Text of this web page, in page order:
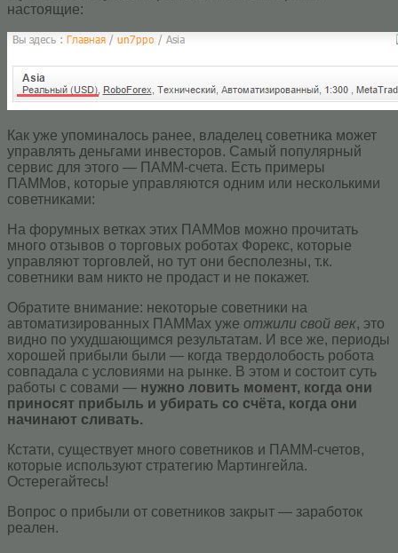
настоящие:
Как уже упоминалось ранее, владелец советника может
управлять деньгами инвесторов. Самый популярный
сервис для этого — ПАММ-счета. Есть примеры
ПАММов, которые управляются одним или несколькими
советниками:
На форумных ветках этих ПАММов можно прочитать
много отзывов о торговых роботах Форекс, которые
управляют торговлей, но тут они бесполезны, т.к.
советники вам никто не продаст и не покажет.
Обратите внимание: некоторые советники на
автоматизированных ПАММах уже отжили свой век, это
видно по ухудшающимся результатам. И все же, периоды
хорошей прибыли были — когда твердолобость робота
совпадала с условиями на рынке. В этом и состоит суть
работы с совами — нужно ловить момент, когда они
приносят прибыль и убирать со счёта, когда они
начинают сливать.
Кстати, существует много советников и ПАММ-счетов,
которые используют стратегию Мартингейла.
Остерегайтесь!
Вопрос о прибыли от советников закрыт — заработок
реален.